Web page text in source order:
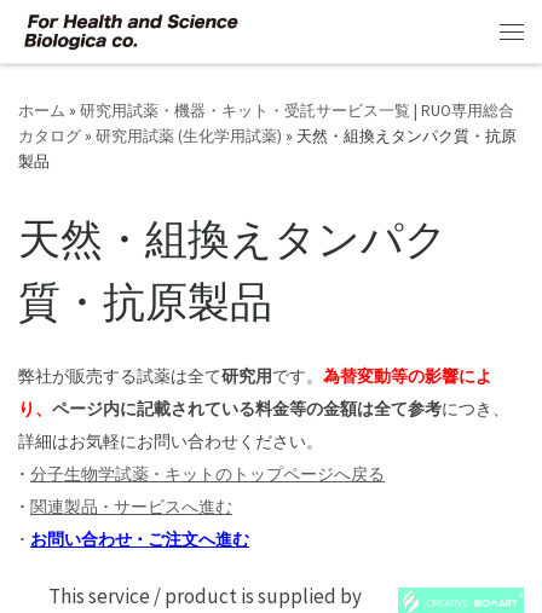
コンテンツへスキップ
ホーム » 研究用試薬・機器・キット・受託サービス一覧 | RUO専用総合
カタログ » 研究用試薬 (生化学用試薬) » 天然・組換えタンパク質・抗原
製品
天然・組換えタンパク
質・抗原製品
弊社が販売する試薬は全て研究用です。 為替変動等の影響によ
り、 ページ内に記載されている料金等の金額は全て参考につき、
詳細はお気軽にお問い合わせください。
･ 分子生物学試薬 ･ キットのトップページへ戻る
･ 関連製品 ･ サービスへ進む
･ お問い合わせ ･ ご注文へ進む
This service / product is supplied by